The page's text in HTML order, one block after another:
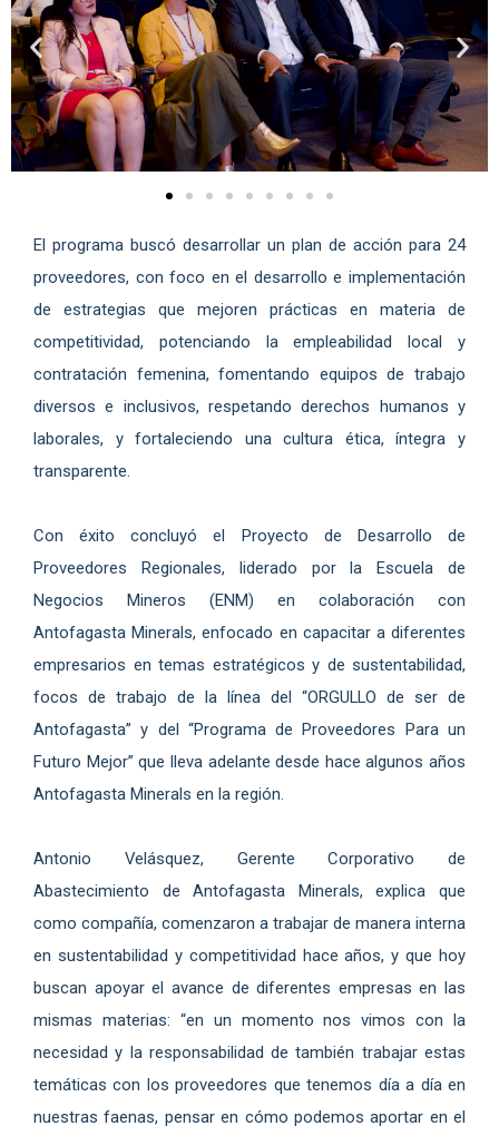
El programa buscó desarrollar un plan de acción para 24
proveedores, con foco en el desarrollo e implementación
de estrategias que mejoren prácticas en materia de
competitividad, potenciando la empleabilidad local y
contratación femenina, fomentando equipos de trabajo
diversos e inclusivos, respetando derechos humanos y
laborales, y fortaleciendo una cultura ética, íntegra y
transparente.
Con éxito concluyó el Proyecto de Desarrollo de
Proveedores Regionales, liderado por la Escuela de
Negocios Mineros (ENM) en colaboración con
Antofagasta Minerals, enfocado en capacitar a diferentes
empresarios en temas estratégicos y de sustentabilidad,
focos de trabajo de la línea del “ORGULLO de ser de
Antofagasta” y del “Programa de Proveedores Para un
Futuro Mejor” que lleva adelante desde hace algunos años
Antofagasta Minerals en la región.
Antonio Velásquez, Gerente Corporativo de
Abastecimiento de Antofagasta Minerals, explica que
como compañía, comenzaron a trabajar de manera interna
en sustentabilidad y competitividad hace años, y que hoy
buscan apoyar el avance de diferentes empresas en las
mismas materias: “en un momento nos vimos con la
necesidad y la responsabilidad de también trabajar estas
temáticas con los proveedores que tenemos día a día en
nuestras faenas, pensar en cómo podemos aportar en el